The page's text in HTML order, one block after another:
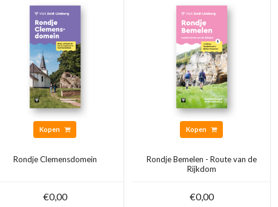
Kopen
Rondje Clemensdomein
€0,00
Kopen
Rondje Bemelen - Route van de
Rijkdom
€0,00